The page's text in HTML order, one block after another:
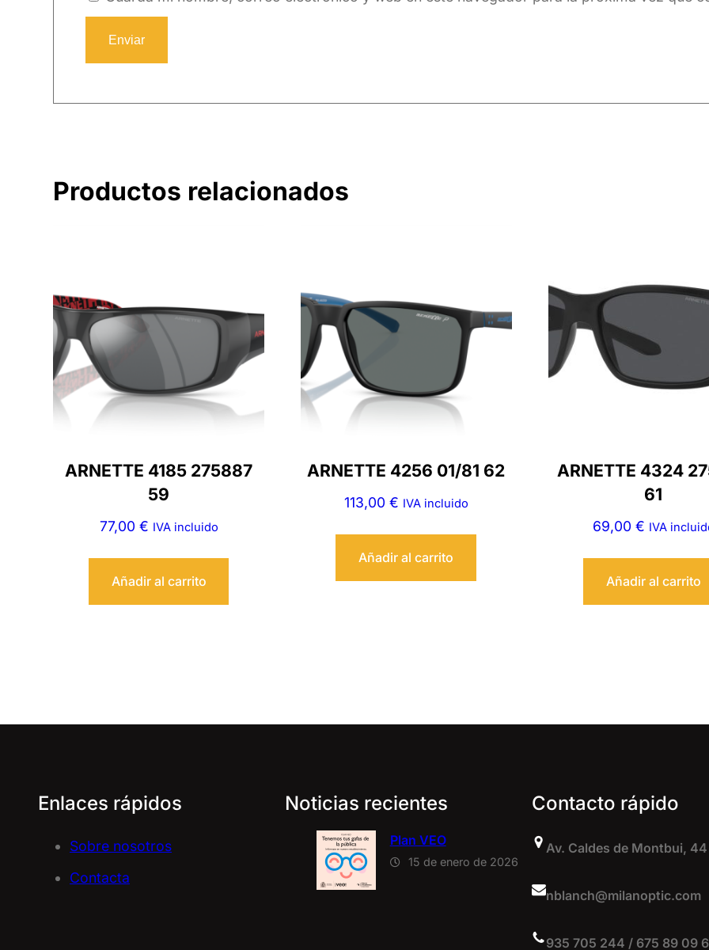
Productos relacionados
ARNETTE 4185 275887
59
77,00 € IVA incluido
Añadir al carrito
ARNETTE 4256 01/81 62
113,00 € IVA incluido
Añadir al carrito
ARNETTE 4324
61
69,00 € IVA
Añadir al carrito
Enlaces rápidos
Sobre nosotros
Contacta
Noticias recientes
Plan VEO
15 de enero de 2026
Contacto rápido
Av. Caldes de Montbui, 44
nblanch@milanoptic.com
935 705 244 / 675 89 09